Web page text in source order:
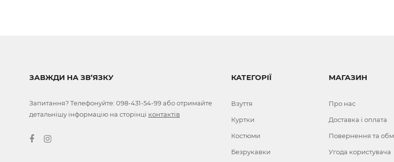
ЗАВЖДИ НА ЗВ’ЯЗКУ
Запитання? Телефонуйте: 098-431-54-99або отримайте
детальнішу інформацію на сторінці контактів
КАТЕГОРІЇ
Взуття
Куртки
Костюми
Безрукавки
МАГАЗИН
Про нас
Доставка і оплата
Повернення та
Угода користувача